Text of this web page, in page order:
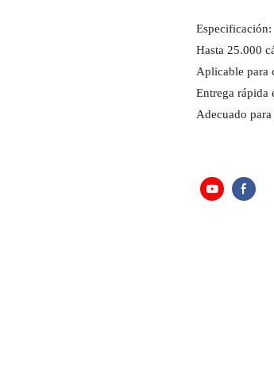
Especificación:
Hasta 25.000
Aplicable para
Entrega rápida
Adecuado